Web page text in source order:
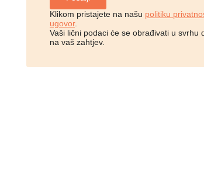
Klikom pristajete na našu politiku
ugovor.
Vaši lični podaci će se obrađivati ​​u svrhu
na vaš zahtjev.